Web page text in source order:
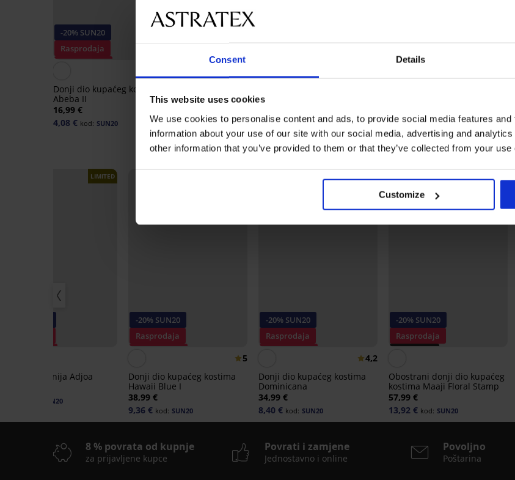
Consent Details
This website uses cookies
We use cookies to personalise content and ads, to provide social media features
information about your use of our site with our social media, advertising and
other information that you’ve provided to them or that they’ve collected from your
Customize
-20% SUN20
Rasprodaja
Donji dio kupaćeg kostima
Abeba II
16,99 €
4,08 € kod: SUN20
Popust -70%
STORM Taja
4,08 € kod: SUN20
4,80 € kod: SUN20
7,44 € kod: SUN20
Otkrijte slične komade
LIMITED
dio bikinija Adjoa
SUN20
-20% SUN20
Rasprodaja
5
Donji dio kupaćeg kostima
Hawaii Blue I
38,99 €
9,36 € kod: SUN20
-20% SUN20
Rasprodaja
4,2
Donji dio kupaćeg kostima
Dominicana
34,99 €
8,40 € kod: SUN20
-20% SUN20
Rasprodaja
Obostrani donji dio kupaćeg
kostima Maaji Floral Stamp
57,99 €
13,92 € kod: SUN20
8 % povrata od kupnje
za prijavljene kupce
Povrati i zamjene
Jednostavno i online
Povoljno
Poštarina